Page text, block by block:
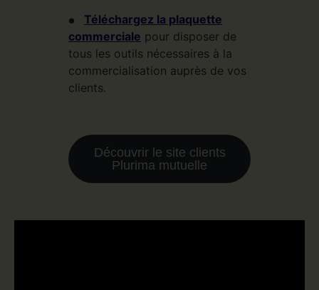
●
Téléchargez la plaquette
commerciale pour disposer de
tous les outils nécessaires à la
commercialisation auprès de vos
clients.
Découvrir le site clients
Plurima mutuelle